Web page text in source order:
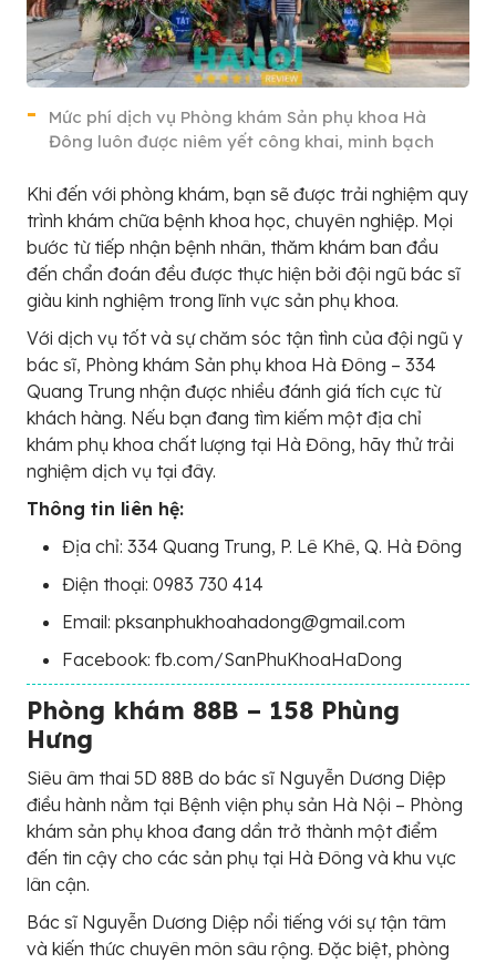
Mức phí dịch vụ Phòng khám Sản phụ khoa Hà
Đông luôn được niêm yết công khai, minh bạch
Khi đến với phòng khám, bạn sẽ được trải nghiệm quy
trình khám chữa bệnh khoa học, chuyên nghiệp. Mọi
bước từ tiếp nhận bệnh nhân, thăm khám ban đầu
đến chẩn đoán đều được thực hiện bởi đội ngũ bác sĩ
giàu kinh nghiệm trong lĩnh vực sản phụ khoa.
Với dịch vụ tốt và sự chăm sóc tận tình của đội ngũ y
bác sĩ, Phòng khám Sản phụ khoa Hà Đông – 334
Quang Trung nhận được nhiều đánh giá tích cực từ
khách hàng. Nếu bạn đang tìm kiếm một địa chỉ
khám phụ khoa chất lượng tại Hà Đông, hãy thử trải
nghiệm dịch vụ tại đây.
Thông tin liên hệ:
Địa chỉ: 334 Quang Trung, P. Lê Khê, Q. Hà Đông
Điện thoại: 0983 730 414
Email: pksanphukhoahadong@gmail.com
Facebook: fb.com/SanPhuKhoaHaDong
Phòng khám 88B – 158 Phùng
Hưng
Siêu âm thai 5D 88B do bác sĩ Nguyễn Dương Diệp
điều hành nằm tại Bệnh viện phụ sản Hà Nội – Phòng
khám sản phụ khoa đang dần trở thành một điểm
đến tin cậy cho các sản phụ tại Hà Đông và khu vực
lân cận.
Bác sĩ Nguyễn Dương Diệp nổi tiếng với sự tận tâm
và kiến thức chuyên môn sâu rộng. Đặc biệt, phòng